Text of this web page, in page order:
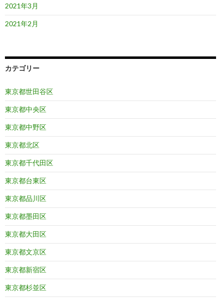
2021年3月
2021年2月
カテゴリー
東京都世田谷区
東京都中央区
東京都中野区
東京都北区
東京都千代田区
東京都台東区
東京都品川区
東京都墨田区
東京都大田区
東京都文京区
東京都新宿区
東京都杉並区